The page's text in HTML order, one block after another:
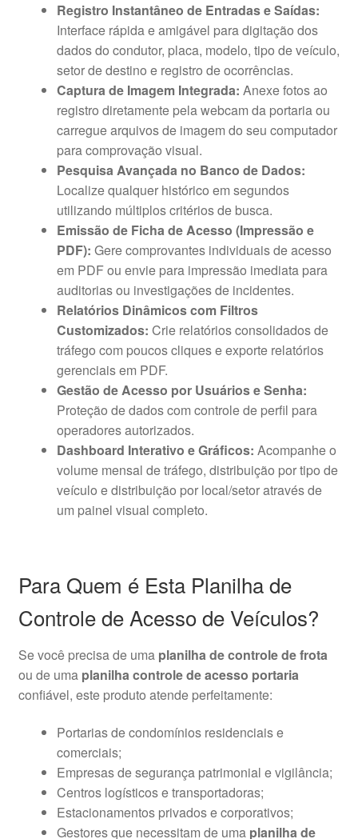
Registro Instantâneo de Entradas e Saídas:
Interface rápida e amigável para digitação dos
dados do condutor, placa, modelo, tipo de veículo,
setor de destino e registro de ocorrências.
Captura de Imagem Integrada: Anexe fotos ao
registro diretamente pela webcam da portaria ou
carregue arquivos de imagem do seu computador
para comprovação visual.
Pesquisa Avançada no Banco de Dados:
Localize qualquer histórico em segundos
utilizando múltiplos critérios de busca.
Emissão de Ficha de Acesso (Impressão e
PDF): Gere comprovantes individuais de acesso
em PDF ou envie para impressão imediata para
auditorias ou investigações de incidentes.
Relatórios Dinâmicos com Filtros
Customizados: Crie relatórios consolidados de
tráfego com poucos cliques e exporte relatórios
gerenciais em PDF.
Gestão de Acesso por Usuários e Senha:
Proteção de dados com controle de perfil para
operadores autorizados.
Dashboard Interativo e Gráficos: Acompanhe o
volume mensal de tráfego, distribuição por tipo de
veículo e distribuição por local/setor através de
um painel visual completo.
Para Quem é Esta Planilha de
Controle de Acesso de Veículos?
Se você precisa de uma planilha de controle de frota
ou de uma planilha controle de acesso portaria
confiável, este produto atende perfeitamente:
Portarias de condomínios residenciais e
comerciais;
Empresas de segurança patrimonial e vigilância;
Centros logísticos e transportadoras;
Estacionamentos privados e corporativos;
Gestores que necessitam de uma planilha de